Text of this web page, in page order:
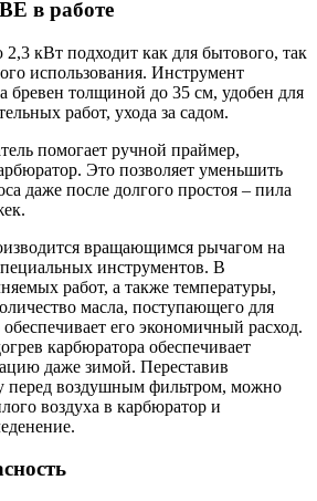
в работе
кВт подходит как для бытового, так
использования. Инструмент
бревен толщиной до 35 см, удобен для
работ, ухода за садом.
помогает ручной праймер,
Это позволяет уменьшить
даже после долгого простоя – пила
вращающимся рычагом на
инструментов. В
работ, а также температуры,
масла, поступающего для
его экономичный расход.
карбюратора обеспечивает
даже зимой. Переставив
перед воздушным фильтром, можно
воздуха в карбюратор и